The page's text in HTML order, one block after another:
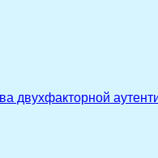
двухфакторной